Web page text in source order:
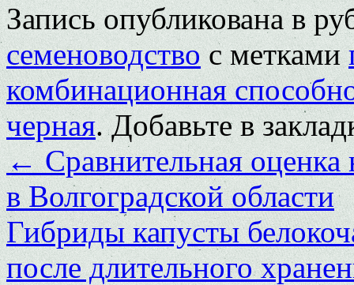
Запись опубликована в
семеноводствос метками
комбинационная
черная. Добавьте в
←Сравнительная оценка
в Волгоградской области
Гибриды капусты
после длительного